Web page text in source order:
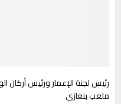
رئيس لجنة الإعمار ورئيس أركان
ملعب بنغازي